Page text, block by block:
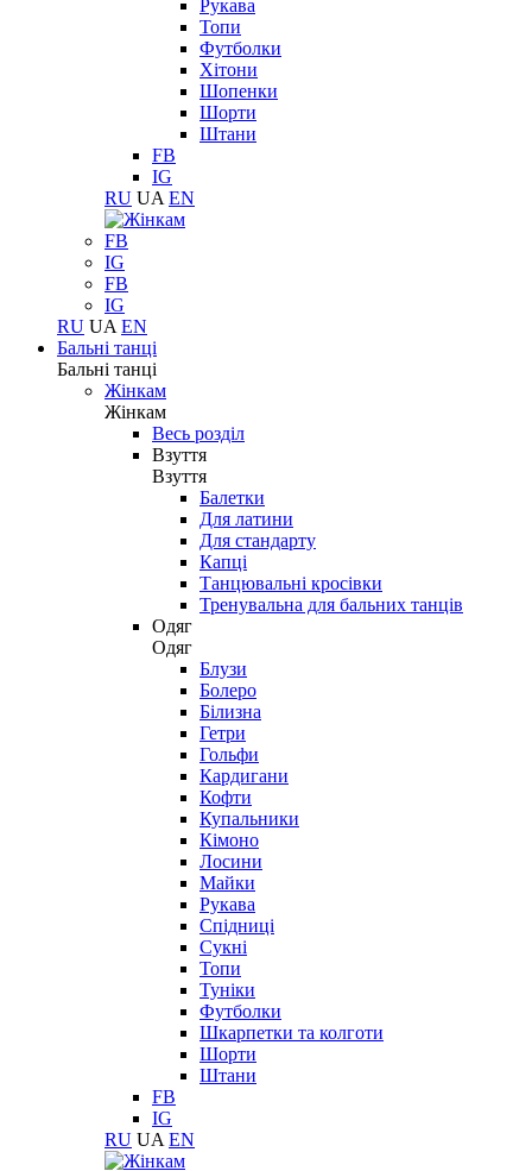
Рукава
Топи
Футболки
Хітони
Шопенки
Шорти
Штани
FB
IG
RU UA EN
FB
IG
FB
IG
RU UA EN
Бальні танці
Бальні танці
Жінкам
Жінкам
Весь розділ
Взуття
Взуття
Балетки
Для латини
Для стандарту
Капці
Танцювальні кросівки
Тренувальна для бальних танців
Одяг
Одяг
Блузи
Болеро
Білизна
Гетри
Гольфи
Кардигани
Кофти
Купальники
Кімоно
Лосини
Майки
Рукава
Спідниці
Сукні
Топи
Туніки
Футболки
Шкарпетки та колготи
Шорти
Штани
FB
IG
RU UA EN